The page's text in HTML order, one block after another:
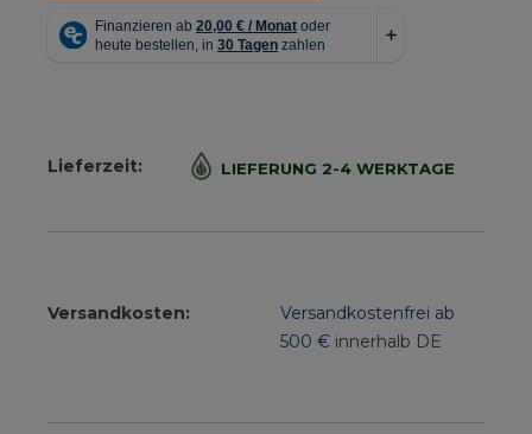
Lieferzeit: LIEFERUNG 2-4 WERKTAGE
Versandkosten:
Versandkostenfrei ab
500 € innerhalb DE